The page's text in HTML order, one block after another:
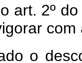
art. 2º
o